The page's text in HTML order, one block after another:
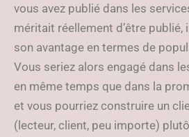
vous avez publié dans les
méritait réellement d’être
son avantage en termes de
Vous seriez alors engagé dans
en même temps que dans la
et vous pourriez construire un
(lecteur, client, peu importe)